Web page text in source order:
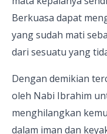
Berkuasa dapat
yang sudah mati
dari sesuatu yang
Dengan demikian
oleh Nabi Ibrahim
menghilangkan
dalam iman dan